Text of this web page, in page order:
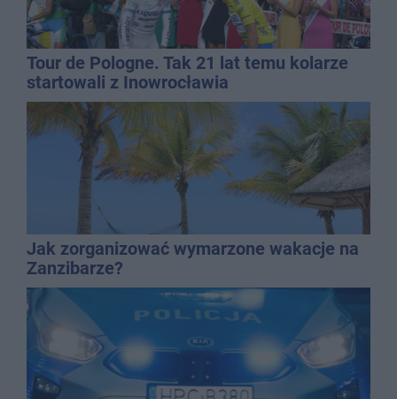
Tour de Pologne. Tak 21 lat temu kolarze
startowali z Inowrocławia
Jak zorganizować wymarzone wakacje na
Zanzibarze?